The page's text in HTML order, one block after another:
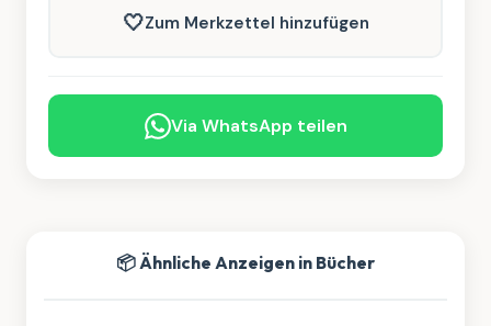
🤍Zum Merkzettel hinzufügen
Via WhatsApp teilen
📦 Ähnliche Anzeigen in Bücher